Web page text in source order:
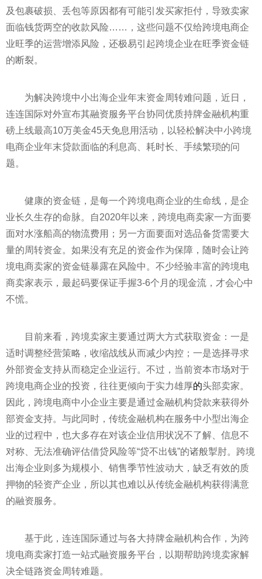
及包裹破损、丢包等原因都有可能引发买家拒付，导致卖家
面临钱货两空的收款风险……，这些问题不仅给跨境电商企
业旺季的运营增添风险，还极易引起跨境企业在旺季资金链
的断裂。
为解决跨境中小出海企业年末资金周转难问题， 近 日，
连连国际对外宣布其融资服务平台协同优质持牌金融机构重
磅上线最高10万美金45天免息用活动，以轻松解决中小跨境
电商企业年末贷款面临的利息高、耗时长、手续繁琐的问
题。
健康的资金链，是每一个跨境电商企业的生命线，是企
业长久生存的命脉。自2020年以来，跨境电商卖家一方面要
面对水涨船高的物流费用；另一方面要面对选品备货需要大
量的周转资金。如果没有充足的资金作为保障，随时会让跨
境电商卖家的资金链暴露在风险中。不少经验丰富的跨境电
商卖家表示，最起码要保证手握3-6个月的现金流，才会心中
不慌。
目前来看，跨境卖家主要通过两大方式获取资金：一是
适时调整经营策略，收缩战线从而减少内控；一是选择寻求
外部资金支持从而稳定企业运行。不过，当前资本市场对于
跨境电商企业的投资 ，往往更倾向于实力雄厚的头部卖家。
因此，跨境电商中小企业主要是通过金融机构贷款来获得外
部资金支持。与此同时，传统金融机构在服务中小型出海企
业的过程中，也大多存在对该企业信用状况不了解、信息不
对称、无法准确评估借贷风险等“贷不出钱”的诸般掣肘。跨境
出海企业则多为规模小、销售季节性波动大，缺乏有效的质
押物的轻资产企业，所以其也难以从传统金融机构获得满意
的融资服务。
基于此，连连国际通过与各大持牌金融机构合作，为跨
境电商卖家打造一站式融资服务平台，以期帮助跨境卖家解
决全链路资金周转难题。